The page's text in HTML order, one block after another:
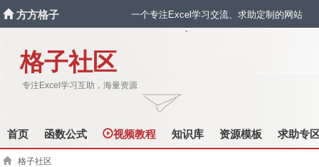
方方格子 一个专注Excel学习交流、求助定制的网站
格子社区
专注Excel学习互助，海量资源
`
首页 函数公式 视频教程 知识库 资源模板 求助专
格子社区